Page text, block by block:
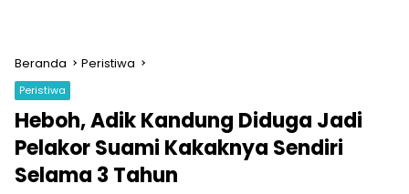
Beranda Peristiwa
Peristiwa
Heboh, Adik Kandung Diduga Jadi
Pelakor Suami Kakaknya Sendiri
Selama 3 Tahun